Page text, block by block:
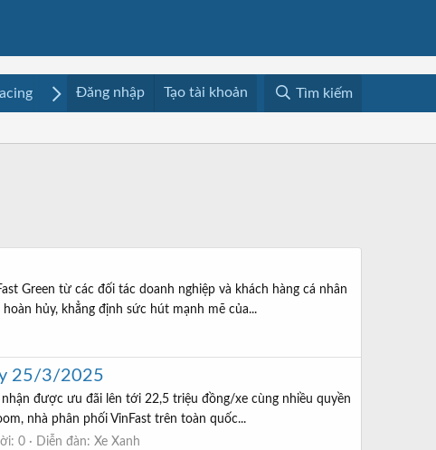
Mua bán Media Resources
Đăng nhập Tạo tài khoản Tìm kiếm
Green từ các đối tác doanh nghiệp và khách hàng cá nhân
hủy, khẳng định sức hút mạnh mẽ của...
25/3/2025
được ưu đãi lên tới 22,5 triệu đồng/xe cùng nhiều quyền
nhà phân phối VinFast trên toàn quốc...
lời: 0 Diễn đàn: Xe Xanh